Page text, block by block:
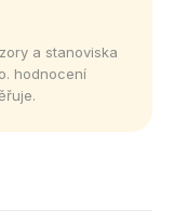
a stanoviska
hodnocení